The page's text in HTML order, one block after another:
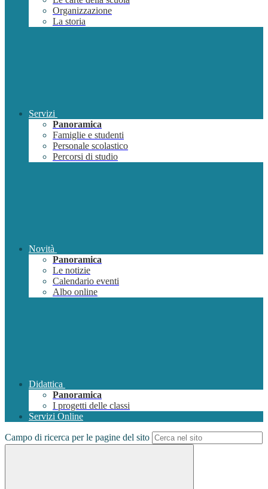
Organizzazione
La storia
Servizi
Panoramica
Famiglie e studenti
Personale scolastico
Percorsi di studio
Novità
Panoramica
Le notizie
Calendario eventi
Albo online
Didattica
Panoramica
I progetti delle classi
Servizi Online
Campo di ricerca per le pagine del sito